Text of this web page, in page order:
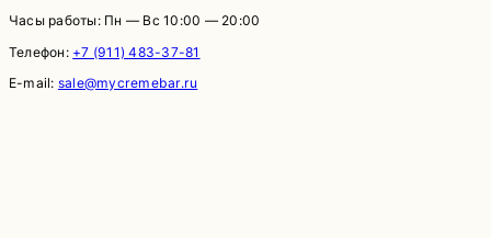
Часы работы: Пн — Вс 10:00 — 20:00
Телефон: +7 (911) 483-37-81
E-mail: sale@mycremebar.ru